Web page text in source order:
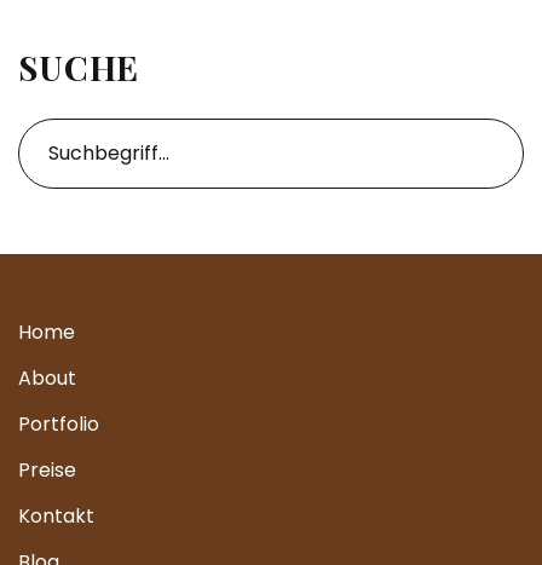
SUCHE
Home
About
Portfolio
Preise
Kontakt